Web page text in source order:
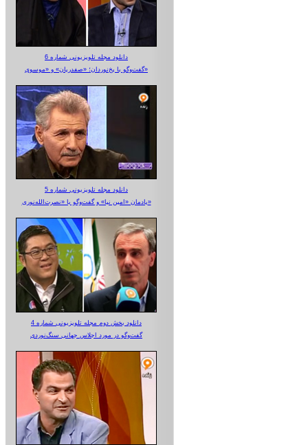
دانلود مجله تلویزیونی شماره 6
گفت‌وگو با یخ‌نوردان؛ «صفدریان» و «موسوی»
دانلود مجله تلویزیونی شماره 5
یادمان «امین نیا» و گفت‌وگو با «نصرت‌الله‌نوری»
دانلود بخش دوم مجله تلویزیونی شماره 4
گفت‌وگو در مورد اجلاس جهانی سنگ‌نوردی